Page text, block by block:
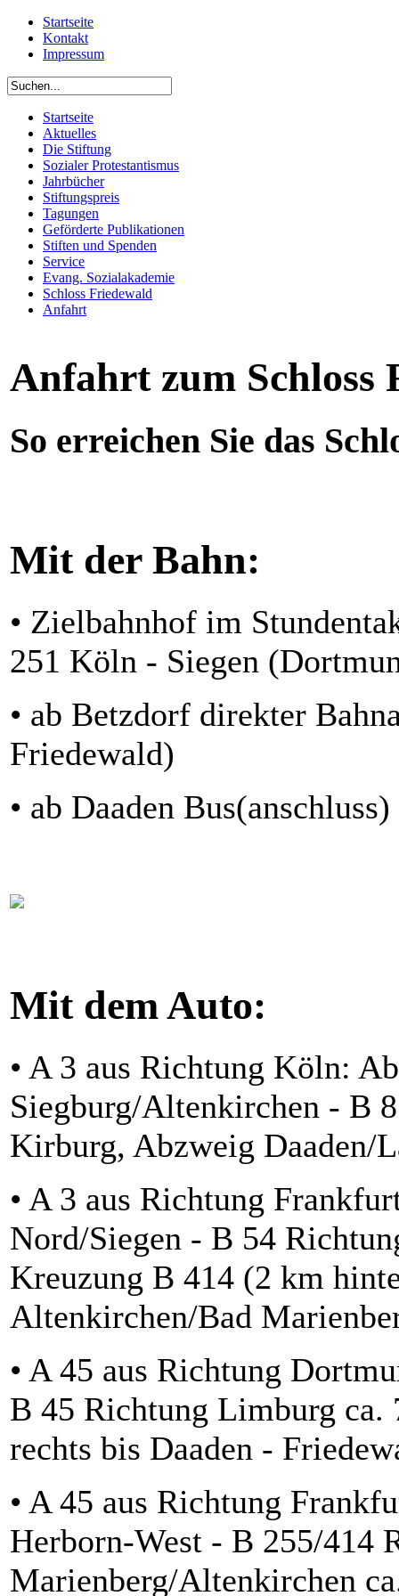
Startseite
Kontakt
Impressum
Startseite
Aktuelles
Die Stiftung
Sozialer Protestantismus
Jahrbücher
Stiftungspreis
Tagungen
Geförderte Publikationen
Stiften und Spenden
Service
Evang. Sozialakademie
Schloss Friedewald
Anfahrt
Anfahrt zum Schloss
So erreichen Sie das
Mit der Bahn:
• Zielbahnhof im
251 Köln - Siegen
• ab Betzdorf direkter
Friedewald)
• ab Daaden
Mit dem Auto:
• A 3 aus Richtung Köln:
Siegburg/Altenkirchen - B
Kirburg, Abzweig Daaden/
• A 3 aus Richtung
Nord/Siegen - B 54
Kreuzung B 414 (2 km
Altenkirchen/Bad
• A 45 aus Richtung
B 45 Richtung Limburg ca.
rechts bis Daaden -
• A 45 aus Richtung
Herborn-West - B 255/414
Marienberg/Altenkirchen